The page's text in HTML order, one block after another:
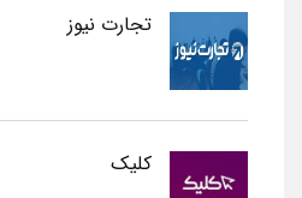
تجارت نیوز
کلیک